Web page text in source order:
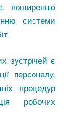
поширенню
системи
зустрічей є
персоналу,
процедур
робочих